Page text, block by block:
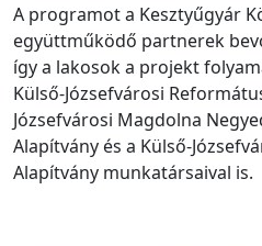
A programot a Kesztyűgyár
együttműködő partnerek
így a lakosok a projekt
Külső-Józsefvárosi
Józsefvárosi Magdolna
Alapítvány és a Külső-
Alapítvány munkatársaival is.